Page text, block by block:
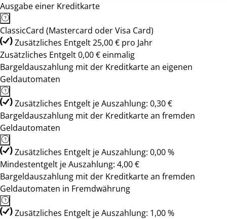
Ausgabe einer Kreditkarte
ClassicCard (Mastercard oder Visa Card)
Zusätzliches Entgelt 25,00 € pro Jahr
Zusätzliches Entgelt 0,00 € einmalig
Bargeldauszahlung mit der Kreditkarte an eigenen
Geldautomaten
Zusätzliches Entgelt je Auszahlung: 0,30 €
Bargeldauszahlung mit der Kreditkarte an fremden
Geldautomaten
Zusätzliches Entgelt je Auszahlung: 0,00 %
Mindestentgelt je Auszahlung: 4,00 €
Bargeldauszahlung mit der Kreditkarte an fremden
Geldautomaten in Fremdwährung
Zusätzliches Entgelt je Auszahlung: 1,00 %